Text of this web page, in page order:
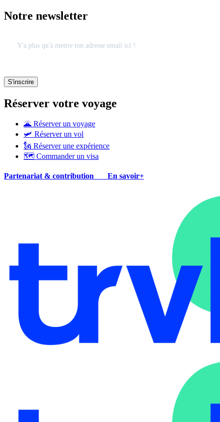
Notre newsletter
Réserver votre voyage
🌋 Réserver un voyage
🛩 Réserver un vol
🗽 Réserver une expérience
🗺 Commander un visa
Partenariat & contribution En savoir+